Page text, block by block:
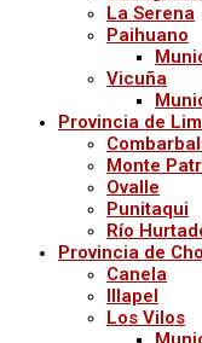
La Serena
Paihuano
Vicuña
Provincia de
Monte
Ovalle
Punitaqui
Río
Provincia de
Canela
Illapel
Los Vilos